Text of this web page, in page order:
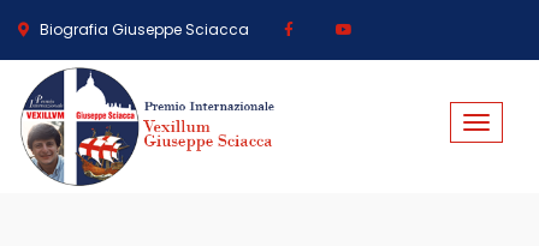
Biografia Giuseppe Sciacca
Toggle